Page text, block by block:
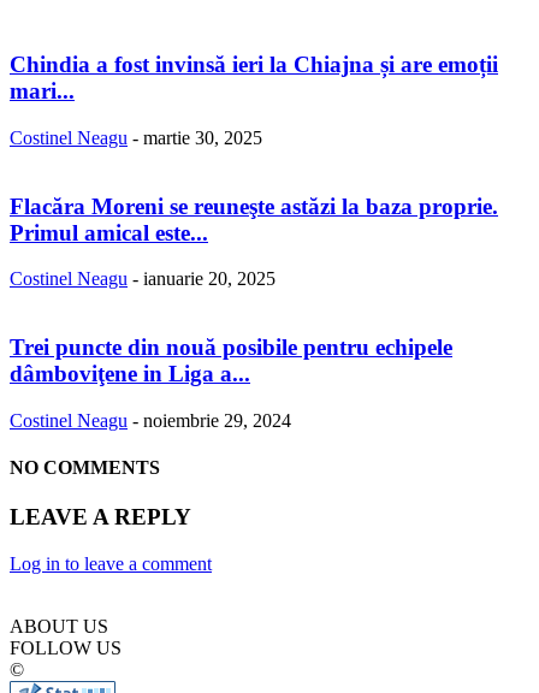
Chindia a fost invinsă ieri la Chiajna și are emoții
mari...
Costinel Neagu - martie 30, 2025
Flacăra Moreni se reuneşte astăzi la baza proprie.
Primul amical este...
Costinel Neagu - ianuarie 20, 2025
Trei puncte din nouă posibile pentru echipele
dâmboviţene in Liga a...
Costinel Neagu - noiembrie 29, 2024
NO COMMENTS
LEAVE A REPLY
Log in to leave a comment
ABOUT US
FOLLOW US
©